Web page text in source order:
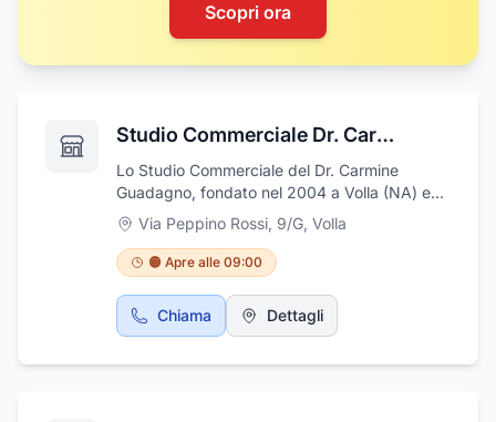
Scopri ora
Studio Commerciale Dr. Carmine Guadagno
Lo Studio Commerciale del Dr. Carmine
Guadagno, fondato nel 2004 a Volla (NA) e
con sede in Via Rossi nr. 9/G, si distingue
come un punto di riferimento consolidato nel
settore della consulenza del lavoro e
fiscale.Specializzato nella consulenza del
lavoro sia per le aziende che per i lavoratori,
lo studio fornisce servizi mirati e
normativa, ottimizzazione dei processi
Via Peppino Rossi, 9/G, Volla
🟠 Apre alle 09:00
Chiama Dettagli